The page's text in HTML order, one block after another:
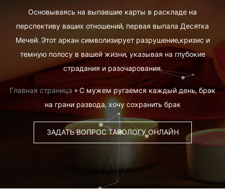
Основываясь на выпавшие карты в раскладе на
перспективу ваших отношений, первая выпала Десятка
Мечей. Этот аркан символизирует разрушение,кризис и
темную полосу в вашей жизни, указывая на глубокие
страдания и разочарования.
Главная страница » С мужем ругаемся каждый день, брак
на грани развода, хочу сохранить брак
ЗАДАТЬ ВОПРОС ТАРОЛОГУ ОНЛАЙН